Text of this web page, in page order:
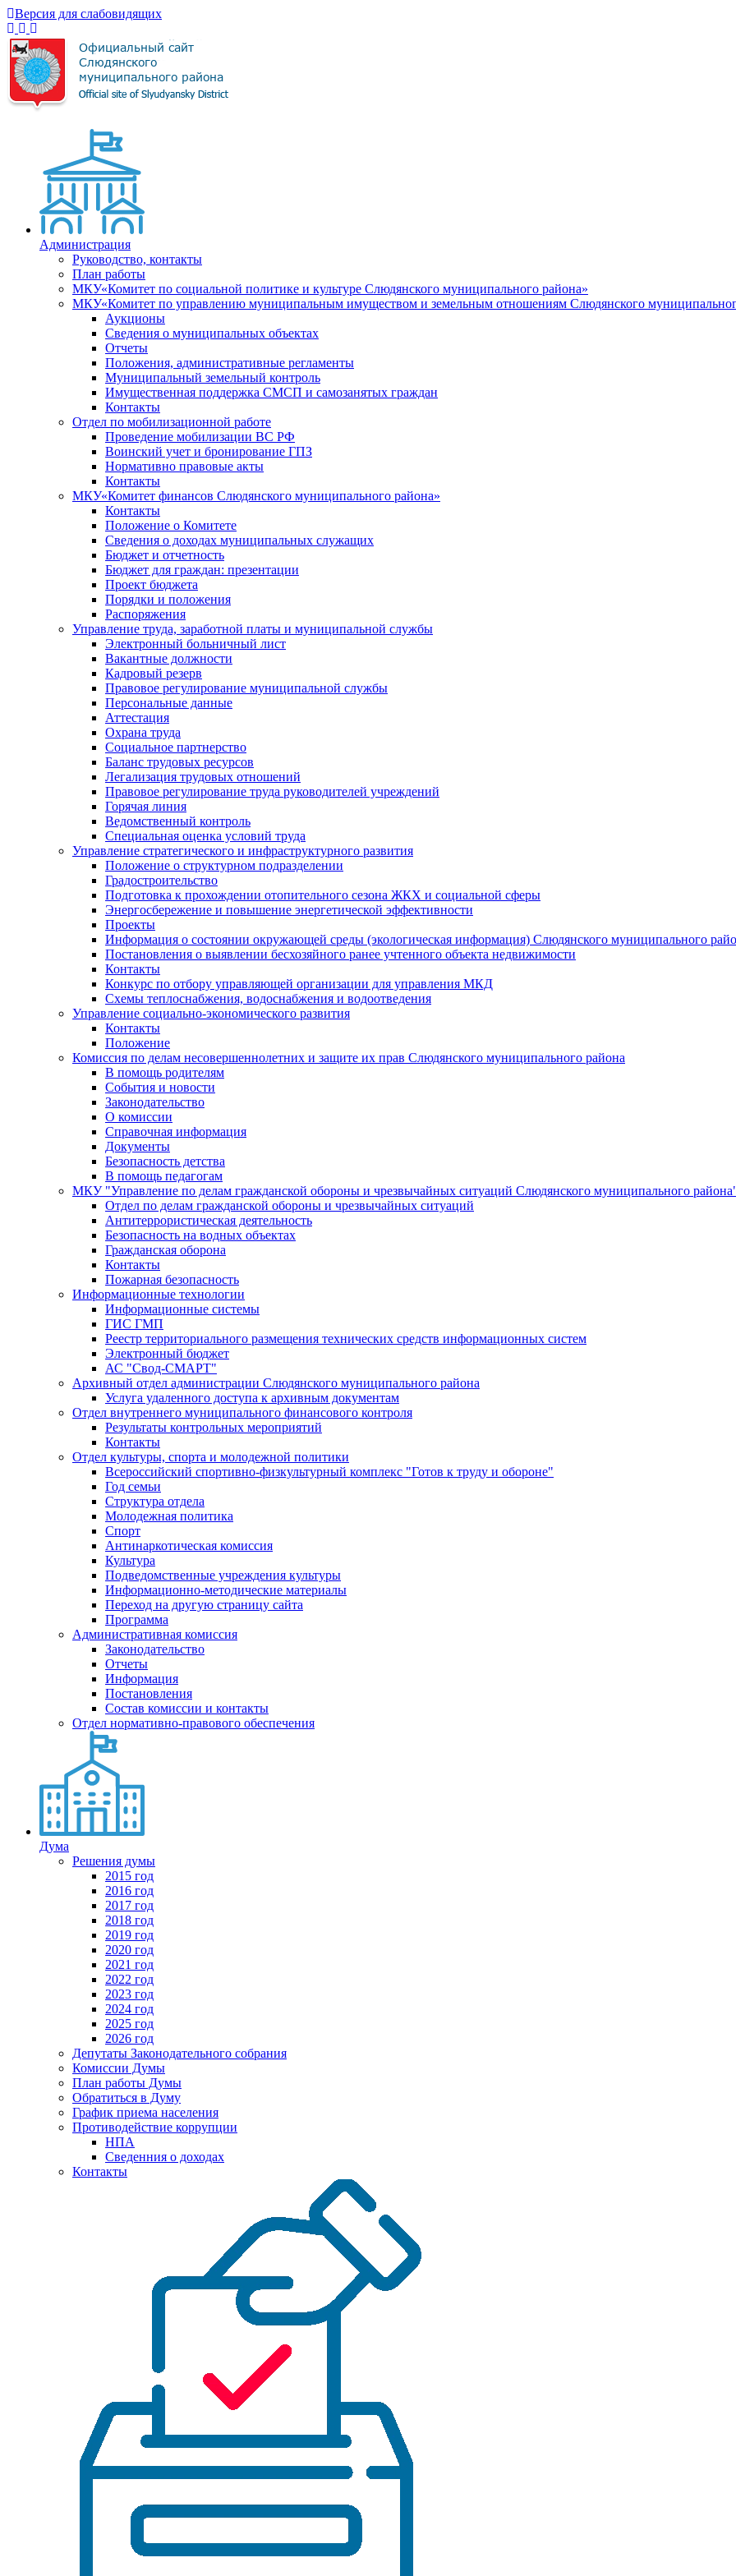
Версия для слабовидящих
Администрация
Руководство, контакты
План работы
МКУ«Комитет по социальной политике и культуре Слюдянского муниципального района»
МКУ«Комитет по управлению муниципальным имуществом и земельным отношениям Слюдянского
Аукционы
Сведения о муниципальных объектах
Отчеты
Положения, административные регламенты
Муниципальный земельный контроль
Имущественная поддержка СМСП и самозанятых граждан
Контакты
Отдел по мобилизационной работе
Проведение мобилизации ВС РФ
Воинский учет и бронирование ГПЗ
Нормативно правовые акты
Контакты
МКУ«Комитет финансов Слюдянского муниципального района»
Контакты
Положение о Комитете
Сведения о доходах муниципальных служащих
Бюджет и отчетность
Бюджет для граждан: презентации
Проект бюджета
Порядки и положения
Распоряжения
Управление труда, заработной платы и муниципальной службы
Электронный больничный лист
Вакантные должности
Кадровый резерв
Правовое регулирование муниципальной службы
Персональные данные
Аттестация
Охрана труда
Социальное партнерство
Баланс трудовых ресурсов
Легализация трудовых отношений
Правовое регулирование труда руководителей учреждений
Горячая линия
Ведомственный контроль
Специальная оценка условий труда
Управление стратегического и инфраструктурного развития
Положение о структурном подразделении
Градостроительство
Подготовка к прохождении отопительного сезона ЖКХ и социальной сферы
Энергосбережение и повышение энергетической эффективности
Проекты
Информация о состоянии окружающей среды (экологическая информация) Слюдянского муниципального
Постановления о выявлении бесхозяйного ранее учтенного объекта недвижимости
Контакты
Конкурс по отбору управляющей организации для управления МКД
Схемы теплоснабжения, водоснабжения и водоотведения
Управление социально-экономического развития
Контакты
Положение
Комиссия по делам несовершеннолетних и защите их прав Слюдянского муниципального района
В помощь родителям
События и новости
Законодательство
О комиссии
Справочная информация
Документы
Безопасность детства
В помощь педагогам
МКУ "Управление по делам гражданской обороны и чрезвычайных ситуаций Слюдянского муниципального
Отдел по делам гражданской обороны и чрезвычайных ситуаций
Антитеррористическая деятельность
Безопасность на водных объектах
Гражданская оборона
Контакты
Пожарная безопасность
Информационные технологии
Информационные системы
ГИС ГМП
Реестр территориального размещения технических средств информационных систем
Электронный бюджет
АС "Свод-СМАРТ"
Архивный отдел администрации Слюдянского муниципального района
Услуга удаленного доступа к архивным документам
Отдел внутреннего муниципального финансового контроля
Результаты контрольных мероприятий
Контакты
Отдел культуры, спорта и молодежной политики
Всероссийский спортивно-физкультурный комплекс "Готов к труду и обороне"
Год семьи
Структура отдела
Молодежная политика
Спорт
Антинаркотическая комиссия
Культура
Подведомственные учреждения культуры
Информационно-методические материалы
Переход на другую страницу сайта
Программа
Административная комиссия
Законодательство
Отчеты
Информация
Постановления
Состав комиссии и контакты
Отдел нормативно-правового обеспечения
Дума
Решения думы
2015 год
2016 год
2017 год
2018 год
2019 год
2020 год
2021 год
2022 год
2023 год
2024 год
2025 год
2026 год
Депутаты Законодательного собрания
Комиссии Думы
План работы Думы
Обратиться в Думу
График приема населения
Противодействие коррупции
НПА
Сведенния о доходах
Контакты